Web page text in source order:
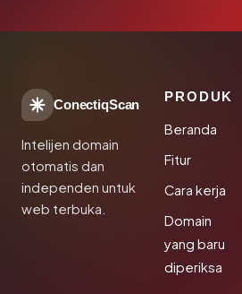
ConectiqScan
Intelijen domain
otomatis dan
independen untuk
web terbuka.
PRODUK
Beranda
Fitur
Cara kerja
Domain
yang baru
diperiksa